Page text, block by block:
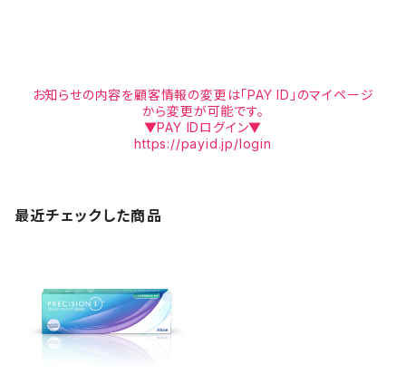
お知らせの内容を顧客情報の変更は「PAY ID」のマイページ
から変更が可能です。
▼PAY IDログイン▼
https://payid.jp/login
最近チェックした商品